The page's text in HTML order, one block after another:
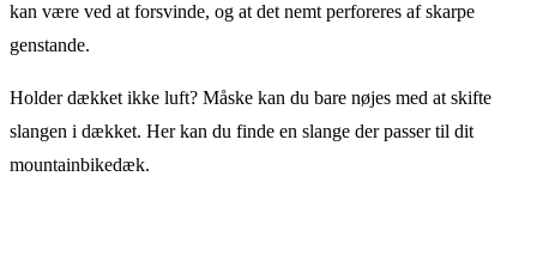
kan være ved at forsvinde, og at det nemt perforeres af skarpe
genstande.
Holder dækket ikke luft? Måske kan du bare nøjes med at skifte
slangen i dækket. Her kan du finde en slange der passer til dit
mountainbikedæk.